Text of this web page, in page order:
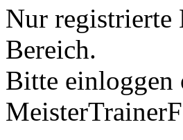
Nur registrierte
Bereich.
Bitte einloggen